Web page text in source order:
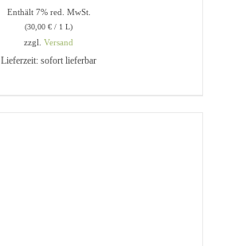
Enthält 7% red. MwSt.
(30,00 € / 1 L)
zzgl. Versand
Lieferzeit: sofort lieferbar